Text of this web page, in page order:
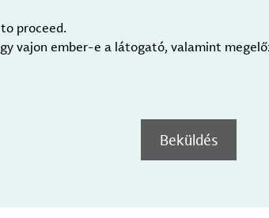
proceed.
vajon ember-e a látogató, valamint
Beküldés